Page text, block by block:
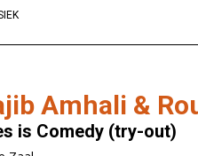
Amhali &
is Comedy (try-out)